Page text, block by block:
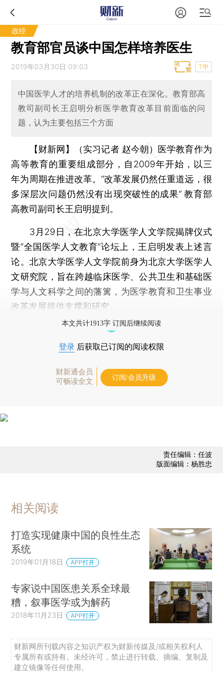
政经
教育部官员谈中国怎样培养医生
2019年03月30日 09:03 T中
中国医学人才的培养机制的改革正在深化。教育部高
教司副司长王启明分析医学教育改革目前面临的问
题，认为主要包括三个方面
【财新网】（实习记者 赵今朝） 医学教育作为
高等教育的重要组成部分，自2009年开始，以三
年为周期在推进改革。“改革发展仍然任重道远，很
多深层次问题仍然没有出现突破性的成果” 教育部
高教司副司长王启明提到。
3月29日，在北京大学医学人文学院揭牌仪式
暨“全国医学人文教育”论坛上，王启明发表上述言
论。北京大学医学人文学院前身为北京大学医学人
文研究院，旨在跨越临床医学、公共卫生和基础医
学与人文科学之间的藩篱，为医学教育和卫生事业
改革发展提供支撑和研究。
本文共计1913字 订阅后继续阅读
登录 后获取已订阅的阅读权限
财新通会员
可畅读全文
订阅/会员升级
责任编辑：任波
版面编辑：杨胜忠
相关阅读
打造实现健康中国的良性生态
系统
2019年01月18日 APP打开
专家说中国医患关系全球最
糟，叙事医学或为解药
2018年11月23日 APP打开
财新网所刊载内容之知识产权为财新传媒及/或相关权利人
专属所有或持有。未经许可，禁止进行转载、摘编、复制及
建立镜像等任何使用。